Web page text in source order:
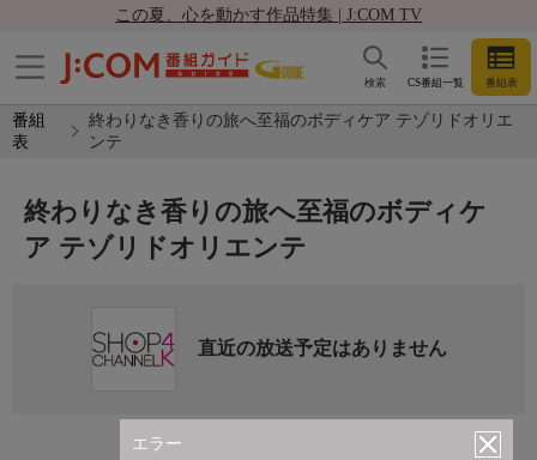
この夏、心を動かす作品特集 | J:COM TV
CS番組一覧 番組表
検索
番組
表
終わりなき香りの旅へ至福のボディケア テゾリドオリエ
ンテ
エラー
終わりなき香りの旅へ至福のボディケ
ア テゾリドオリエンテ
直近の放送予定はありません